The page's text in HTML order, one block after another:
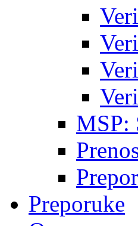
MSP:
Preporuke